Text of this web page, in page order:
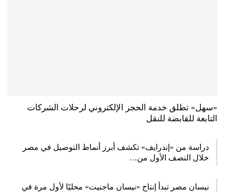
«سهل» تطلق خدمة الحجز الإلكتروني لرحلات الشركات
التابعة للقابضة للنقل
دراسة من «إندرايف» تكشف أبرز أنماط التوصيل في مصر
خلال النصف الأول من…
نيسان مصر تبدأ إنتاج «نيسان ماجنيت» محليًا لأول مرة في